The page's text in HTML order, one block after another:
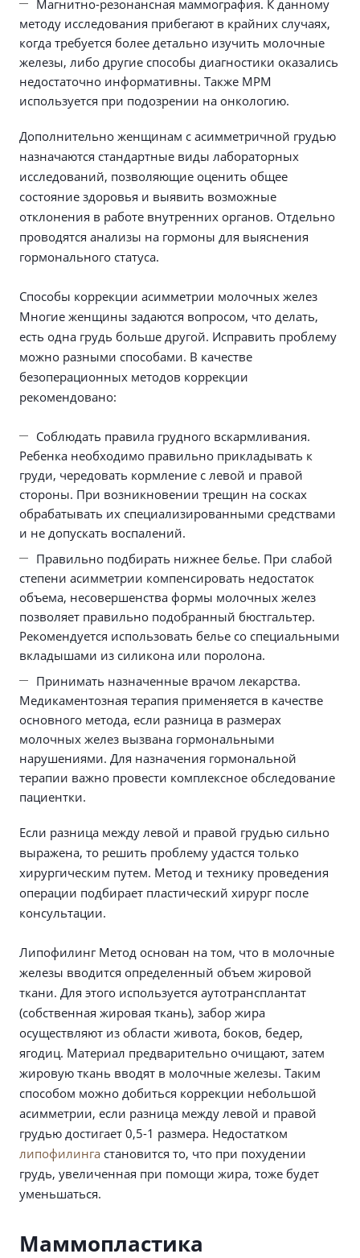
Магнитно-резонансная маммография. К данному
методу исследования прибегают в крайних случаях,
когда требуется более детально изучить молочные
железы, либо другие способы диагностики оказались
недостаточно информативны. Также МРМ
используется при подозрении на онкологию.
Дополнительно женщинам с асимметричной грудью
назначаются стандартные виды лабораторных
исследований, позволяющие оценить общее
состояние здоровья и выявить возможные
отклонения в работе внутренних органов. Отдельно
проводятся анализы на гормоны для выяснения
гормонального статуса.
Способы коррекции асимметрии молочных желез
Многие женщины задаются вопросом, что делать,
есть одна грудь больше другой. Исправить проблему
можно разными способами. В качестве
безоперационных методов коррекции
рекомендовано:
Соблюдать правила грудного вскармливания.
Ребенка необходимо правильно прикладывать к
груди, чередовать кормление с левой и правой
стороны. При возникновении трещин на сосках
обрабатывать их специализированными средствами
и не допускать воспалений.
Правильно подбирать нижнее белье. При слабой
степени асимметрии компенсировать недостаток
объема, несовершенства формы молочных желез
позволяет правильно подобранный бюстгальтер.
Рекомендуется использовать белье со специальными
вкладышами из силикона или поролона.
Принимать назначенные врачом лекарства.
Медикаментозная терапия применяется в качестве
основного метода, если разница в размерах
молочных желез вызвана гормональными
нарушениями. Для назначения гормональной
терапии важно провести комплексное обследование
пациентки.
Если разница между левой и правой грудью сильно
выражена, то решить проблему удастся только
хирургическим путем. Метод и технику проведения
операции подбирает пластический хирург после
консультации.
Липофилинг Метод основан на том, что в молочные
железы вводится определенный объем жировой
ткани. Для этого используется аутотрансплантат
(собственная жировая ткань), забор жира
осуществляют из области живота, боков, бедер,
ягодиц. Материал предварительно очищают, затем
жировую ткань вводят в молочные железы. Таким
способом можно добиться коррекции небольшой
асимметрии, если разница между левой и правой
грудью достигает 0,5-1 размера. Недостатком
липофилинга становится то, что при похудении
грудь, увеличенная при помощи жира, тоже будет
уменьшаться.
Маммопластика